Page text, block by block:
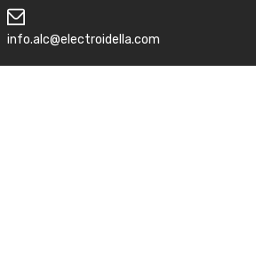
info.alc@electroidella.com